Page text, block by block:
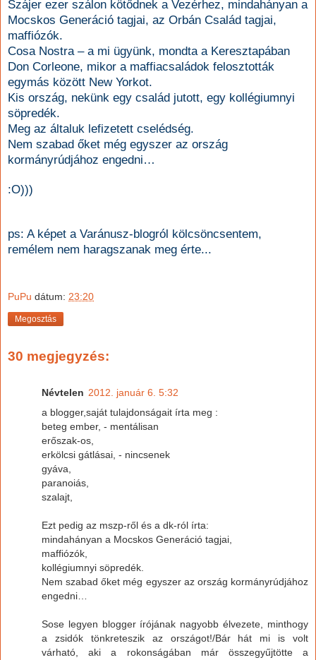
Szájer ezer szálon kötődnek a Vezérhez, mindahányan a
Mocskos Generáció tagjai, az Orbán Család tagjai,
maffiózók.
Cosa Nostra – a mi ügyünk, mondta a Keresztapában
Don Corleone, mikor a maffiacsaládok felosztották
egymás között New Yorkot.
Kis ország, nekünk egy család jutott, egy kollégiumnyi
söpredék.
Meg az általuk lefizetett cselédség.
Nem szabad őket még egyszer az ország
kormányrúdjához engedni…
:O)))
ps: A képet a Varánusz-blogról kölcsöncsentem,
remélem nem haragszanak meg érte...
PuPu dátum: 23:20
Megosztás
30 megjegyzés:
Névtelen 2012. január 6. 5:32
a blogger,saját tulajdonságait írta meg :
beteg ember, - mentálisan
erőszak-os,
erkölcsi gátlásai, - nincsenek
gyáva,
paranoiás,
szalajt,
Ezt pedig az mszp-ről és a dk-ról írta:
mindahányan a Mocskos Generáció tagjai,
maffiózók,
kollégiumnyi söpredék.
Nem szabad őket még egyszer az ország kormányrúdjához
engedni…
Sose legyen blogger írójának nagyobb élvezete, minthogy
a zsidók tönkreteszik az országot!/Bár hát mi is volt
várható, aki a rokonságában már összegyűjtötte a